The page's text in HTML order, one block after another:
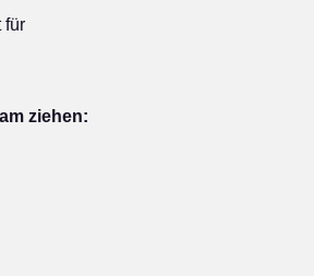
für
ziehen: